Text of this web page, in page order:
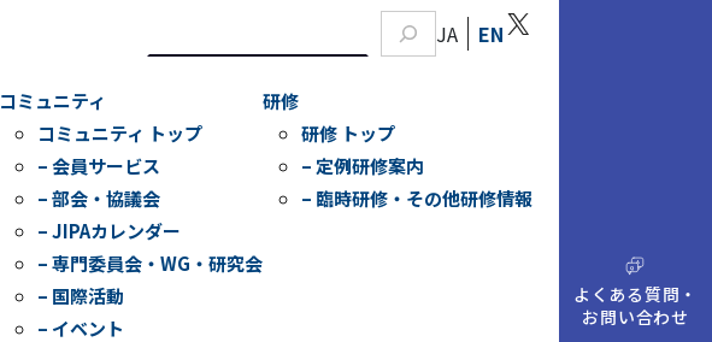
索
JA ENX
コミュニティ
コミュニティ トップ
– 会員サービス
– 部会・協議会
– JIPAカレンダー
– 専門委員会・WG・研究会
– 国際活動
– イベント
研修
研修 トップ
– 定例研修案内
– 臨時研修・その他研修情報
A
Q
よくある質問・
お問い合わせ